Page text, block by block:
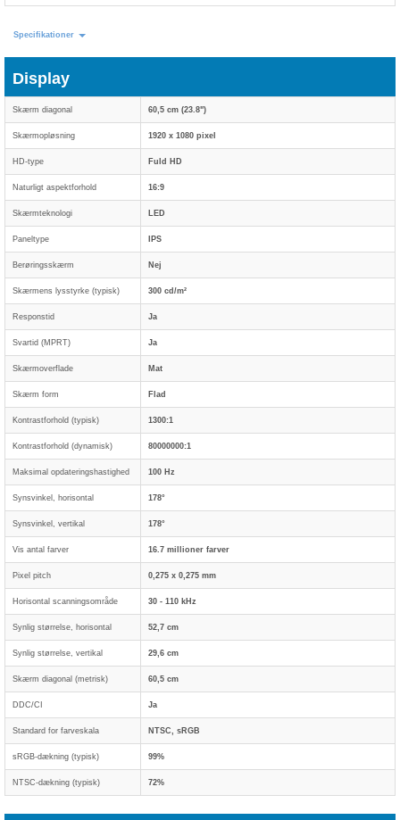
Specifikationer
Display
Skærm diagonal 60,5 cm (23.8")
Skærmopløsning 1920 x 1080 pixel
HD-type Fuld HD
Naturligt aspektforhold 16:9
Skærmteknologi LED
Paneltype IPS
Berøringsskærm Nej
Skærmens lysstyrke (typisk) 300 cd/m²
Responstid Ja
Svartid (MPRT) Ja
Skærmoverflade Mat
Skærm form Flad
Kontrastforhold (typisk) 1300:1
Kontrastforhold (dynamisk) 80000000:1
Maksimal opdateringshastighed 100 Hz
Synsvinkel, horisontal 178°
Synsvinkel, vertikal 178°
Vis antal farver 16.7 millioner farver
Pixel pitch 0,275 x 0,275 mm
Horisontal scanningsområde 30 - 110 kHz
Synlig størrelse, horisontal 52,7 cm
Synlig størrelse, vertikal 29,6 cm
Skærm diagonal (metrisk) 60,5 cm
DDC/CI Ja
Standard for farveskala NTSC, sRGB
sRGB-dækning (typisk) 99%
NTSC-dækning (typisk) 72%